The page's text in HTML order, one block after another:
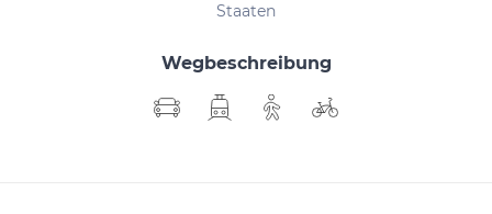
Staaten
Wegbeschreibung